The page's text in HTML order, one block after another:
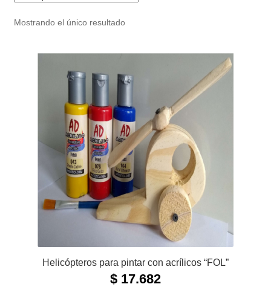
Receso de verano
Retirando en Roca Negra
Sobre el Portal
Sugerencias y consultas
Cómo Comprar?
Mostrando el único resultado
Helicópteros para pintar con acrílicos “FOL”
$ 17.682